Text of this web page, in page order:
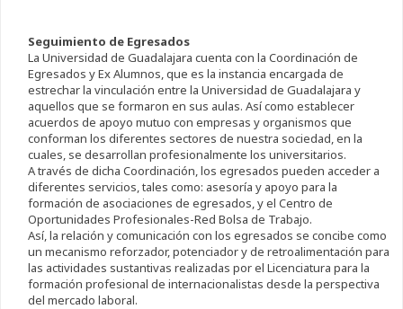
Seguimiento de Egresados
La Universidad de Guadalajara cuenta con la Coordinación de
Egresados y Ex Alumnos, que es la instancia encargada de
estrechar la vinculación entre la Universidad de Guadalajara y
aquellos que se formaron en sus aulas. Así como establecer
acuerdos de apoyo mutuo con empresas y organismos que
conforman los diferentes sectores de nuestra sociedad, en la
cuales, se desarrollan profesionalmente los universitarios.
A través de dicha Coordinación, los egresados pueden acceder a
diferentes servicios, tales como: asesoría y apoyo para la
formación de asociaciones de egresados, y el Centro de
Oportunidades Profesionales-Red Bolsa de Trabajo.
Así, la relación y comunicación con los egresados se concibe como
un mecanismo reforzador, potenciador y de retroalimentación para
las actividades sustantivas realizadas por el Licenciatura para la
formación profesional de internacionalistas desde la perspectiva
del mercado laboral.